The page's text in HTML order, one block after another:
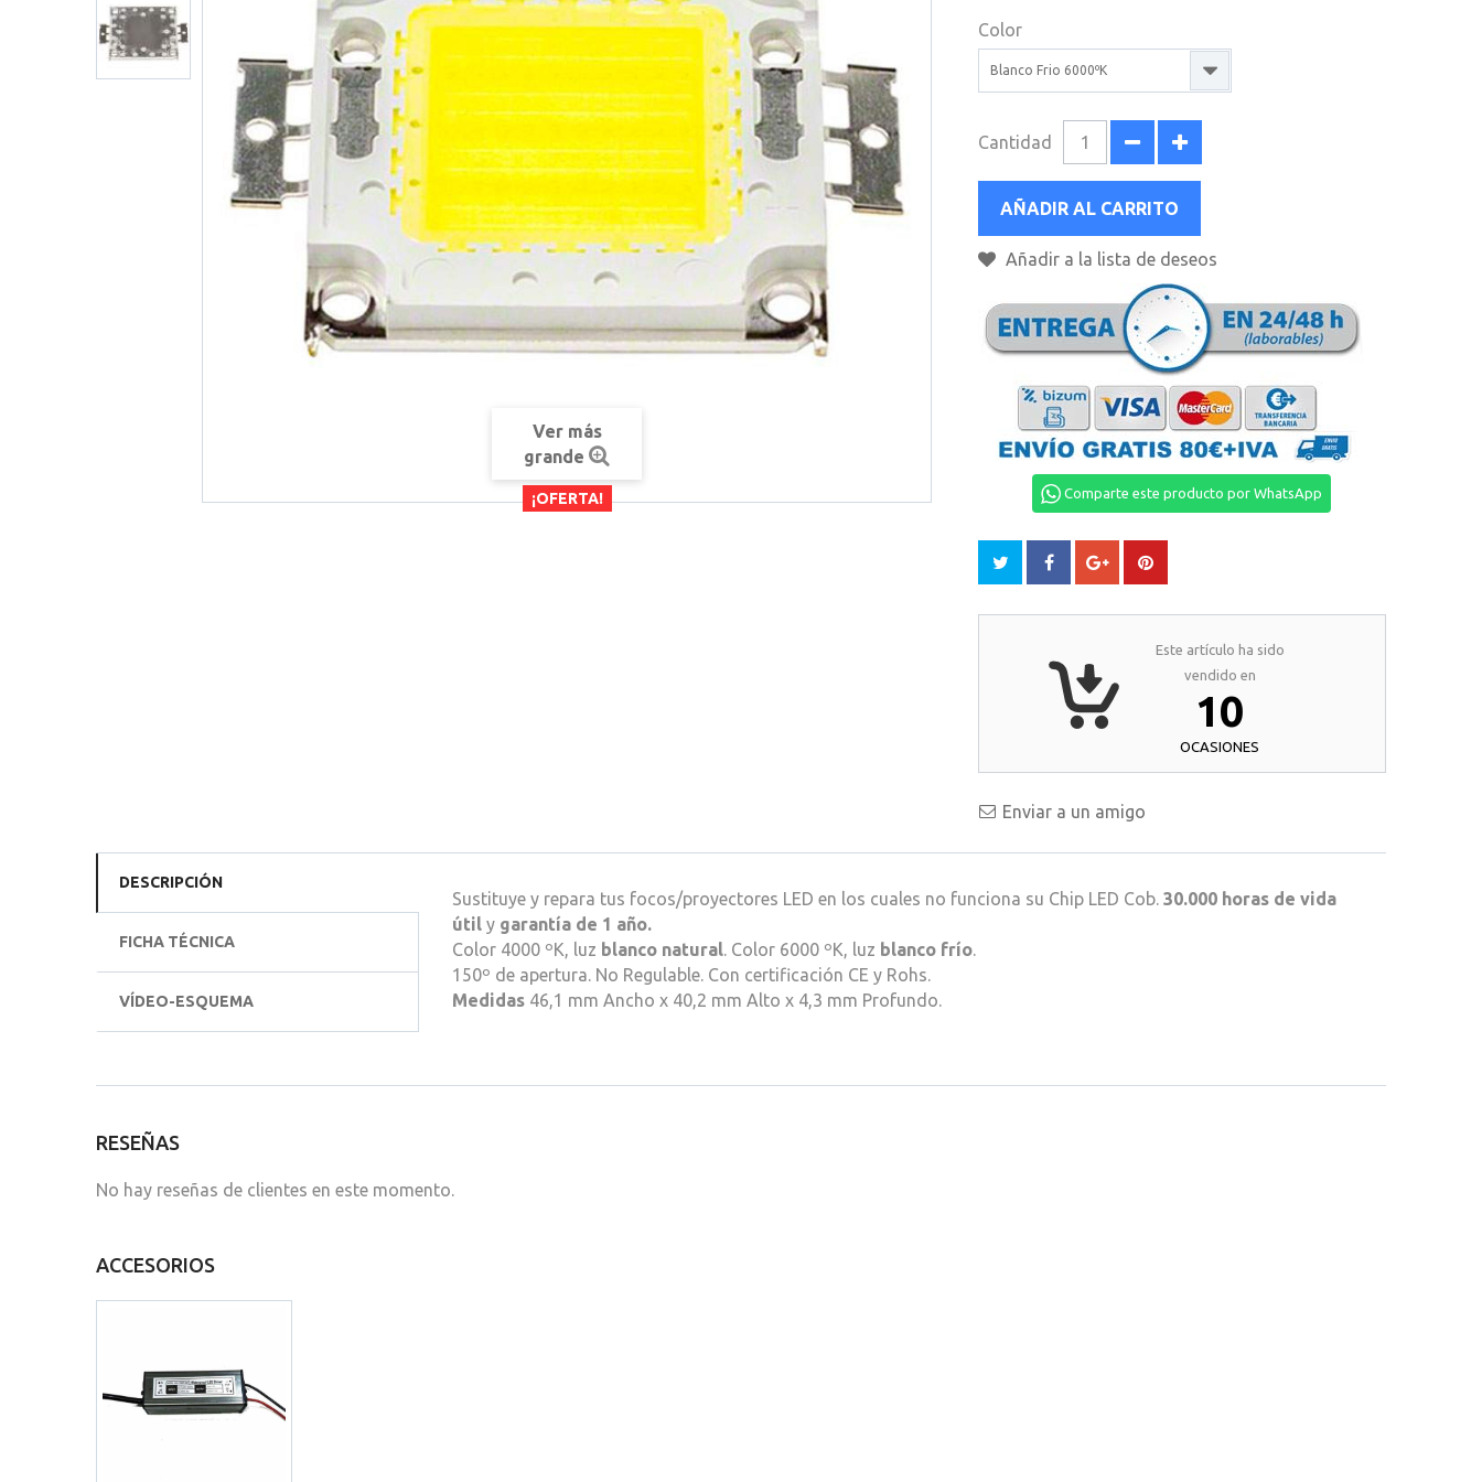
¡OFERTA!
Ver más
grande
Color
Blanco Frio 6000ºK
Cantidad
AÑADIR AL CARRITO
Añadir a la lista de deseos
Comparte este producto por WhatsApp
Este artículo ha sido
vendido en
10
OCASIONES
Enviar a un amigo
DESCRIPCIÓN
FICHA TÉCNICA
VÍDEO-ESQUEMA
Sustituye y repara tus focos/proyectores LED en los cuales no funciona su Chip LED Cob. 30.000 horas de vida
útily garantía de 1 año.
Color 4000 ºK, luz blanco natural. Color 6000 ºK, luz blanco frío.
150º de apertura. No Regulable. Con certificación CE y Rohs.
Medidas46,1 mm Ancho x 40,2 mm Alto x 4,3 mm Profundo.
RESEÑAS
No hay reseñas de clientes en este momento.
ACCESORIOS